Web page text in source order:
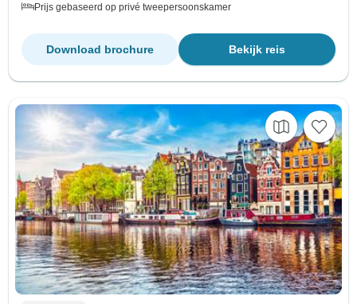
Prijs gebaseerd op privé tweepersoonskamer
Bekijk reis
Download brochure